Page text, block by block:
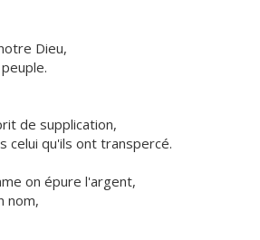
Dieu,
de supplication,
celui qu'ils ont transpercé.
on épure l'argent,
nom,